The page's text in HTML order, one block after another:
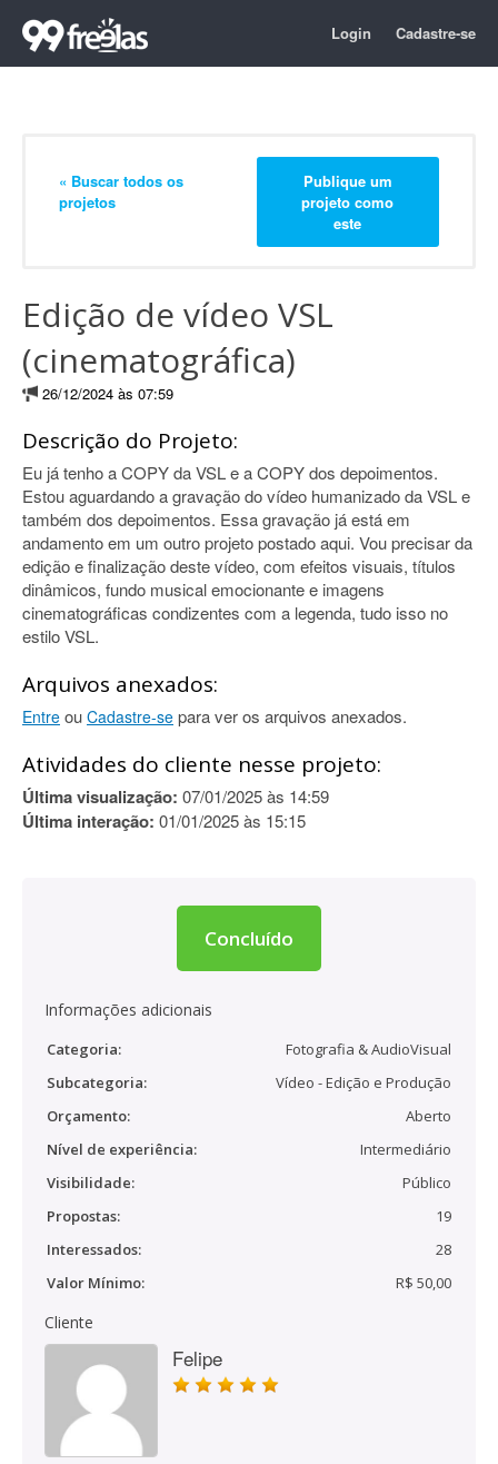
Login Cadastre-se
« Buscar todos os
projetos
Publique um
projeto como
este
Edição de vídeo VSL
(cinematográfica)
26/12/2024 às 07:59
Descrição do Projeto:
Eu já tenho a COPY da VSL e a COPY dos depoimentos.
Estou aguardando a gravação do vídeo humanizado da VSL e
também dos depoimentos. Essa gravação já está em
andamento em um outro projeto postado aqui. Vou precisar da
edição e finalização deste vídeo, com efeitos visuais, títulos
dinâmicos, fundo musical emocionante e imagens
cinematográficas condizentes com a legenda, tudo isso no
estilo VSL.
Arquivos anexados:
Entre ou Cadastre-se para ver os arquivos anexados.
Atividades do cliente nesse projeto:
Última visualização: 07/01/2025 às 14:59
Última interação: 01/01/2025 às 15:15
Concluído
Informações adicionais
Categoria:
Fotografia & AudioVisual
Subcategoria:
Vídeo - Edição e Produção
Orçamento:
Aberto
Nível de experiência:
Intermediário
Visibilidade:
Público
Propostas:
19
Interessados:
28
Valor Mínimo:
R$ 50,00
Cliente
Felipe